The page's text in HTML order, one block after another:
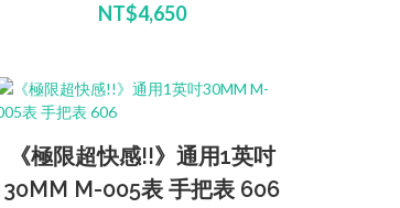
NT$4,650
《極限超快感!!》通用1英吋
30MM M-005表 手把表 606